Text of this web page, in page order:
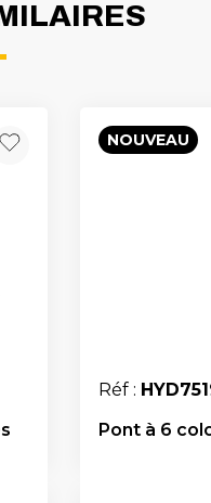
NOUVEAU
Réf :
Pont à 6